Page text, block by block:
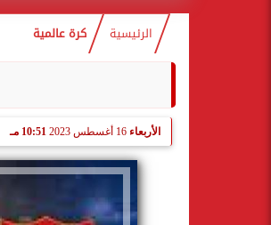
الرئيسية كرة عالمية
الأربعاء 16 أغسطس 2023 10:51 مـ